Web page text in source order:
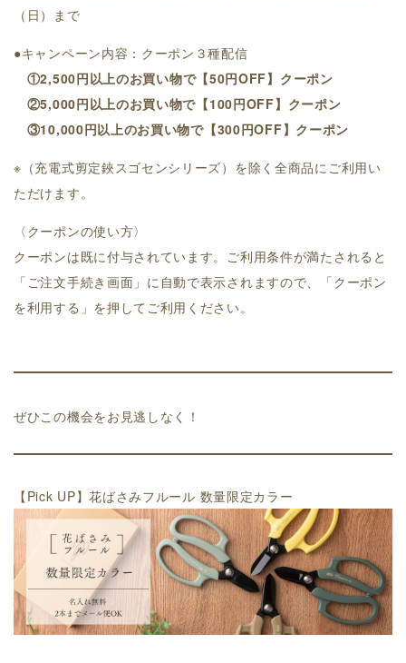
（日）まで
●キャンペーン内容：クーポン３種配信
①2,500円以上のお買い物で【50円OFF】クーポン
②5,000円以上のお買い物で【100円OFF】クーポン
③10,000円以上のお買い物で【300円OFF】クーポン
※（充電式剪定鋏スゴセンシリーズ）を除く全商品にご利用い
ただけます。
〈クーポンの使い方〉
クーポンは既に付与されています。ご利用条件が満たされると
「ご注文手続き画面」に自動で表示されますので、「クーポン
を利用する」を押してご利用ください。
ぜひこの機会をお見逃しなく！
【Pick UP】花ばさみフルール 数量限定カラー